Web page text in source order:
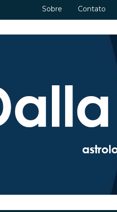
Sobre Contato